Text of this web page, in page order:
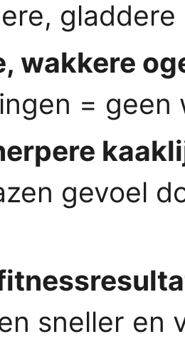
wakkere
= geen
gevoel
sneller en